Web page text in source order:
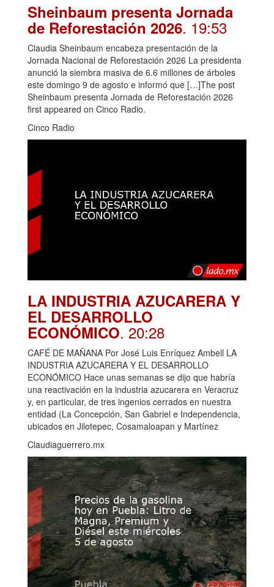
Sheinbaum presenta Jornada
de Reforestación 2026. 19:53
Claudia Sheinbaum encabeza presentación de la
Jornada Nacional de Reforestación 2026 La presidenta
anunció la siembra masiva de 6.6 millones de árboles
este domingo 9 de agosto e informó que […]The post
Sheinbaum presenta Jornada de Reforestación 2026
first appeared on Cinco Radio.
Cinco Radio
LA INDUSTRIA AZUCARERA Y
EL DESARROLLO
ECONÓMICO. 20:28
CAFÉ DE MAÑANA Por José Luis Enríquez Ambell LA
INDUSTRIA AZUCARERA Y EL DESARROLLO
ECONÓMICO Hace unas semanas se dijo que habría
una reactivación en la industria azucarera en Veracruz
y, en particular, de tres ingenios cerrados en nuestra
entidad (La Concepción, San Gabriel e Independencia,
ubicados en Jilotepec, Cosamaloapan y Martínez
Claudiaguerrero.mx